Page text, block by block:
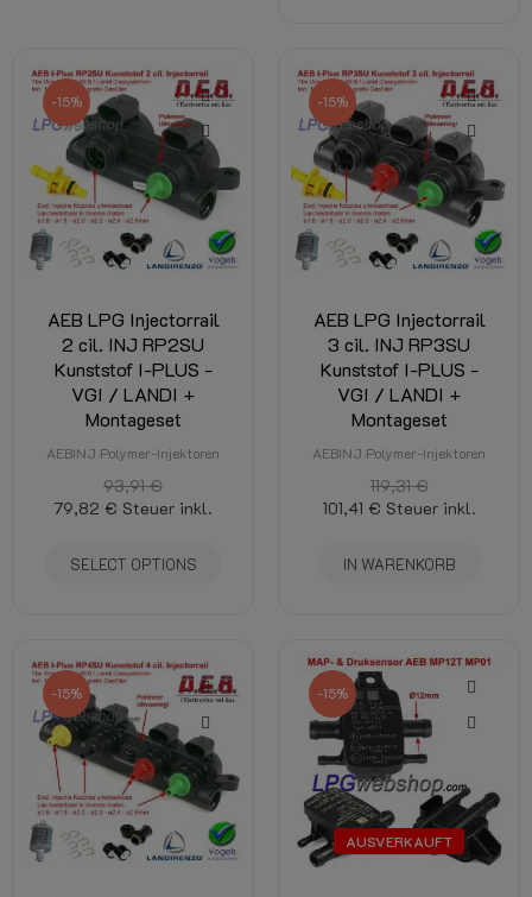
-15%
AEB LPG Injectorrail
2 cil. INJ RP2SU
Kunststof I-PLUS -
VGI / LANDI +
Montageset
AEBINJ Polymer-Injektoren
93,91 €
79,82 € Steuer inkl.
SELECT OPTIONS
-15%
AEB LPG Injectorrail
3 cil. INJ RP3SU
Kunststof I-PLUS -
VGI / LANDI +
Montageset
AEBINJ Polymer-Injektoren
119,31 €
101,41 € Steuer inkl.
IN WARENKORB
-15%
AUSVERKAUFT
-15%